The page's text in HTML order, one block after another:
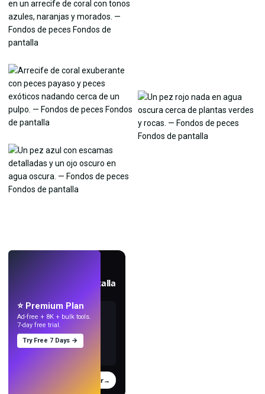
Crea fondos de pantalla
Probar→
⭐ Premium Plan
Ad-free + 8K + bulk tools.
7-day free trial.
Try Free 7 Days →